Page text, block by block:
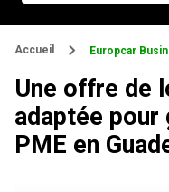
Accueil Europcar
Une offre de
adaptée
PME en